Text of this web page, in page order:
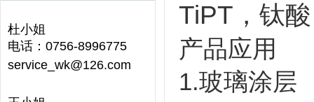
杜小姐
电话：0756-8996775
service_wk@126.com
TiPT，钛
产品应用
1.玻璃涂层